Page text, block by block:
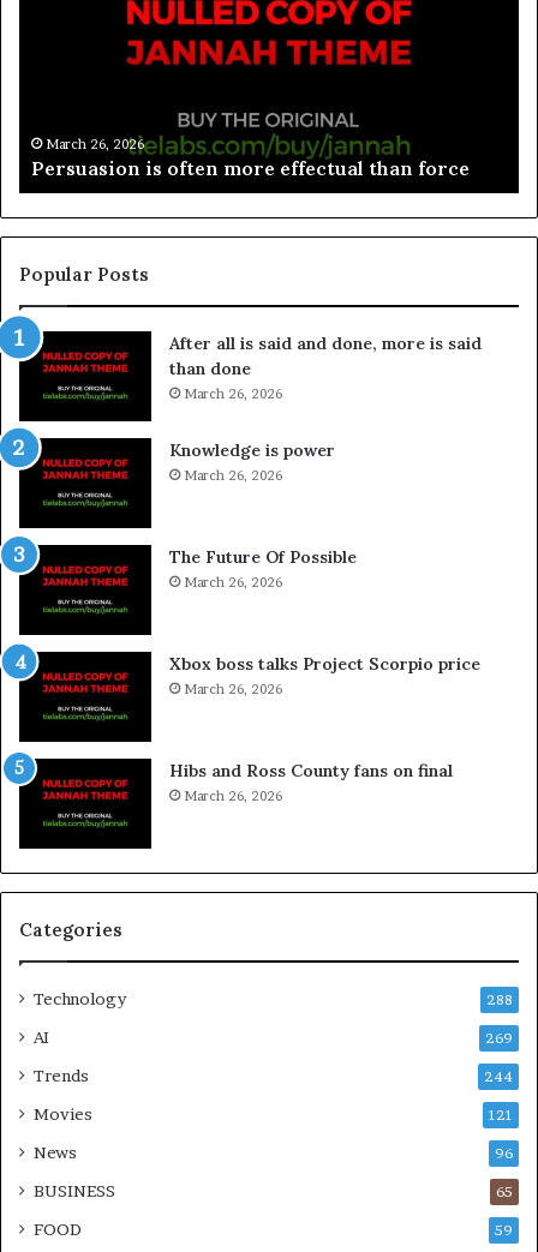
March 26, 2026
Spieth in danger of missing cut
Popular Posts
After all is said and done, more is said
than done
March 26, 2026
Knowledge is power
March 26, 2026
The Future Of Possible
March 26, 2026
Xbox boss talks Project Scorpio price
March 26, 2026
Hibs and Ross County fans on final
March 26, 2026
Categories
Technology 288
AI 269
Trends 244
Movies 121
News 96
BUSINESS 65
FOOD 59